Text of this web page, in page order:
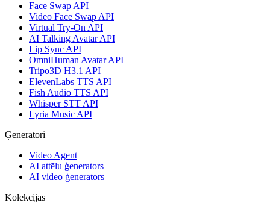
Face Swap API
Video Face Swap API
Virtual Try-On API
AI Talking Avatar API
Lip Sync API
OmniHuman Avatar API
Tripo3D H3.1 API
ElevenLabs TTS API
Fish Audio TTS API
Whisper STT API
Lyria Music API
Ģeneratori
Video Agent
AI attēlu ģenerators
AI video ģenerators
Kolekcijas